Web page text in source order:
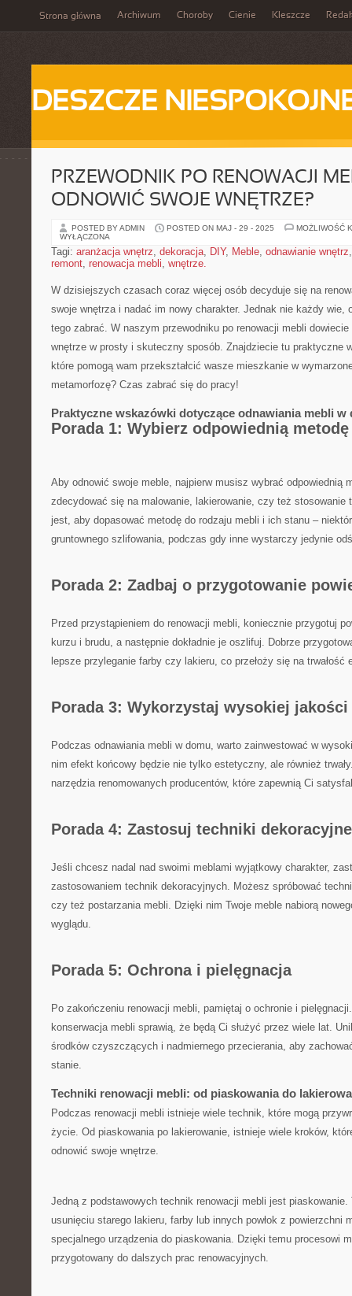
Strona główna Archiwum Choroby Cienie Kleszcze
DESZCZE
PRZEWODNIK PO RENOWACJI
ODNOWIĆ SWOJE WNĘTRZE?
POSTED BY ADMIN POSTED ON MAJ - 29 - 2025
MOŻLIWOŚĆ
WYŁĄCZONA
Tagi: aranżacja wnętrz, dekoracja, DIY, Meble, odnawianie wnętrz
remont, renowacja mebli, wnętrze.
W dzisiejszych czasach‌ coraz więcej osób decyduje się na⁤
swoje wnętrza i nadać im‌ nowy charakter. Jednak nie każdy wie,
tego ‌zabrać. W naszym przewodniku po ⁤renowacji mebli
wnętrze w ⁤prosty i skuteczny‌ sposób. Znajdziecie tu ​praktyczne
które pomogą wam przekształcić wasze mieszkanie w
metamorfozę?⁢ Czas ⁢zabrać się do pracy!
Praktyczne wskazówki dotyczące odnawiania mebli w
Porada 1: ⁤Wybierz odpowiednią
Aby odnowić swoje meble, najpierw musisz wybrać odpowiednią
zdecydować się⁤ na malowanie, lakierowanie, czy też stosowanie
jest, aby dopasować metodę do rodzaju mebli i ich stanu –
gruntownego szlifowania, podczas gdy inne wystarczy jedynie
Porada 2: Zadbaj o przygotowanie
Przed przystąpieniem do renowacji mebli, koniecznie przygotuj
kurzu i brudu, ⁤a następnie dokładnie je oszlifuj. ​Dobrze⁢
lepsze przyleganie⁤ farby czy lakieru, co⁣ przełoży ‍się⁤ na trwałość
Porada 3: Wykorzystaj wysokiej ⁤jakości
Podczas odnawiania‍ mebli w domu, ‍warto ‍zainwestować w
nim efekt⁣ końcowy⁤ będzie⁣ nie tylko estetyczny, ale również
narzędzia renomowanych producentów, które ‍zapewnią Ci
Porada 4:‌ Zastosuj techniki ⁣dekoracyjne
Jeśli chcesz nadal nad swoimi meblami wyjątkowy charakter,
zastosowaniem technik dekoracyjnych. Możesz spróbować
czy ⁣też postarzania mebli. Dzięki ‌nim Twoje meble nabiorą
wyglądu.
Porada 5: Ochrona⁤ i pielęgnacja
Po ‌zakończeniu renowacji mebli,‍ pamiętaj ⁣o ⁢ochronie i
‍konserwacja mebli sprawią, że będą Ci służyć przez wiele lat.
środków czyszczących i nadmiernego ‍przecierania, aby
stanie.
Techniki ⁢renowacji mebli: od piaskowania do
Podczas renowacji mebli istnieje wiele ‌technik, które mogą
życie. Od piaskowania‌ po lakierowanie, istnieje wiele​ kroków,
odnowić⁢ swoje wnętrze.
Jedną z podstawowych technik ‌renowacji mebli jest piaskowanie.
usunięciu starego lakieru, farby lub ‌innych powłok‍ z⁣ powierzchni
specjalnego urządzenia do piaskowania. Dzięki temu procesowi
przygotowany do dalszych prac renowacyjnych.